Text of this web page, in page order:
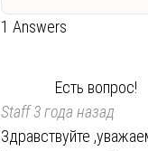
1 Answers
Есть вопрос!
Staff3 года назад
Здравствуйте